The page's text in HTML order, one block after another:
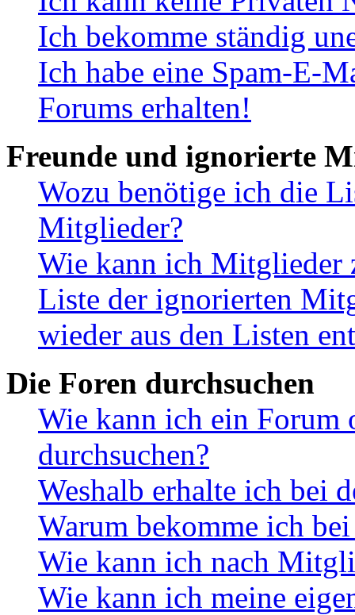
Ich bekomme ständig
Ich habe eine Spam-E-
Forums erhalten!
Freunde und ignorierte
Wozu benötige ich die
Mitglieder?
Wie kann ich Mitglieder
Liste der ignorierten
wieder aus den Listen
Die Foren durchsuchen
Wie kann ich ein Forum
durchsuchen?
Weshalb erhalte ich bei
Warum bekomme ich
Wie kann ich nach
Wie kann ich meine